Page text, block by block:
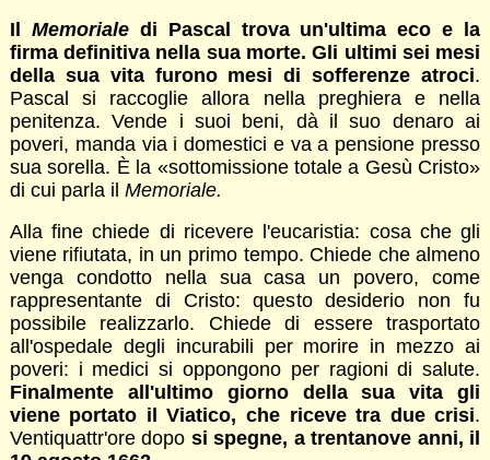
Il Memoriale di Pascal trova un'ultima eco e la
firma definitiva nella sua morte. Gli ultimi sei mesi
della sua vita furono mesi di sofferenze atroci.
Pascal si raccoglie allora nella preghiera e nella
penitenza. Vende i suoi beni, dà il suo denaro ai
poveri, manda via i domestici e va a pensione presso
sua sorella. È la «sottomissione totale a Gesù Cristo»
di cui parla il Memoriale.
Alla fine chiede di ricevere l'eucaristia: cosa che gli
viene rifiutata, in un primo tempo. Chiede che almeno
venga condotto nella sua casa un povero, come
rappresentante di Cristo: questo desiderio non fu
possibile realizzarlo. Chiede di essere trasportato
all'ospedale degli incurabili per morire in mezzo ai
poveri: i medici si oppongono per ragioni di salute.
Finalmente all'ultimo giorno della sua vita gli
viene portato il Viatico, che riceve tra due crisi.
Ventiquattr'ore dopo si spegne, a trentanove anni, il